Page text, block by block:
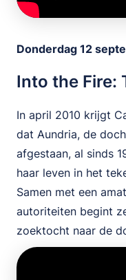
Donderdag 12
Into the Fire:
In april 2010 krijgt
dat Aundria, de
afgestaan, al sinds
haar leven in het
Samen met een
autoriteiten begint
zoektocht naar de